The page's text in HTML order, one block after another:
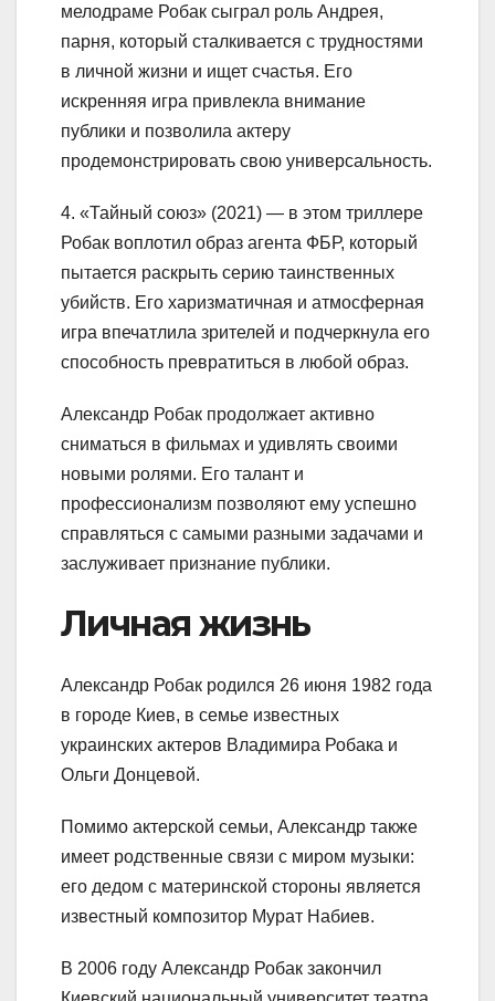
мелодраме Робак сыграл роль Андрея,
парня, который сталкивается с трудностями
в личной жизни и ищет счастья. Его
искренняя игра привлекла внимание
публики и позволила актеру
продемонстрировать свою универсальность.
4. «Тайный союз» (2021) — в этом триллере
Робак воплотил образ агента ФБР, который
пытается раскрыть серию таинственных
убийств. Его харизматичная и атмосферная
игра впечатлила зрителей и подчеркнула его
способность превратиться в любой образ.
Александр Робак продолжает активно
сниматься в фильмах и удивлять своими
новыми ролями. Его талант и
профессионализм позволяют ему успешно
справляться с самыми разными задачами и
заслуживает признание публики.
Личная жизнь
Александр Робак родился 26 июня 1982 года
в городе Киев, в семье известных
украинских актеров Владимира Робака и
Ольги Донцевой.
Помимо актерской семьи, Александр также
имеет родственные связи с миром музыки:
его дедом с материнской стороны является
известный композитор Мурат Набиев.
В 2006 году Александр Робак закончил